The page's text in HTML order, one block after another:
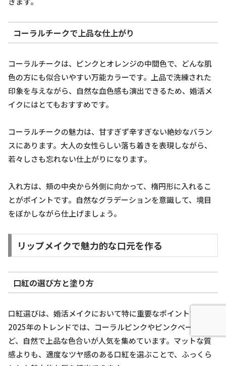
コーラルチークで上品な仕上がり
コーラルチークは、ピンクとオレンジの中間色で、どんな肌
色の方にも似合いやすい万能カラーです。上品で洗練された
印象を与えながら、自然な血色感も演出できるため、婚活メ
イクにはとてもおすすめです。
コーラルチークの魅力は、甘すぎず辛すぎない絶妙なバラン
スにあります。大人の女性らしい落ち着きを表現しながら、
若々しさも忘れない仕上がりになります。
入れ方は、頬の中央から外側に向かって、楕円形に入れるこ
とがポイントです。自然なグラデーションを意識して、境目
をぼかしながら仕上げましょう。
リップメイクで魅力的な口元を作る
口紅の選び方と塗り方
口紅選びは、婚活メイクにおいて特に重要なポイントです。
2025年のトレンドでは、コーラルピンクやピンクベージュな
ど、自然で上品な色合いが人気を集めています。マットな質
感よりも、適度なツヤ感のある口紅を選ぶことで、ふっくら